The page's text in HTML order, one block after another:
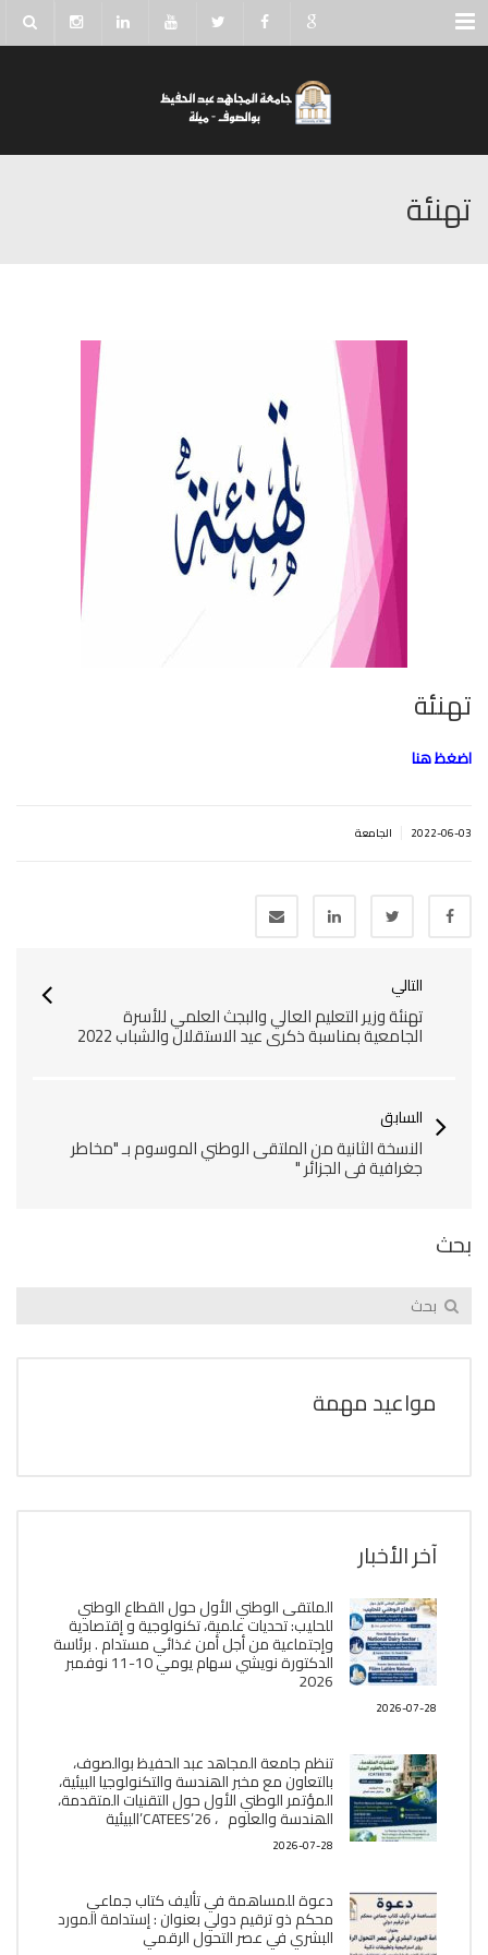
Menu
تهنئة
تهنئة
اضغظ هنا
2022-06-03 الجامعة
التالي
تهنئة وزير التعليم العالي والبجث العلمي للأسرة
الجامعية بمناسبة ذكرى عيد الاستقلال والشباب 2022
السابق
النسخة الثانية من الملتقى الوطني الموسوم بـ "مخاطر
جغرافية في الجزائر "
بحث
مواعيد مهمة
آخر الأخبار
الملتقى الوطني الأول حول القطاع الوطني
للحليب: تحديات علمية، تكنولوجية و إقتصادية
وإجتماعية من أجل أمن غذائي مستدام . برئاسة
الدكتورة نويشي سهام يومي 10-11 نوفمبر
2026
2026-07-28
تنظم جامعة المجاهد عبد الحفيظ بوالصوف،
بالتعاون مع مخبر الھندسة والتكنولوجيا البیئیة،
المؤتمر الوطني الأول حول التقنيات المتقدمة،
الھندسة والعلوم ، CATEES’26’البیئية
2026-07-28
دعوة للمساهمة في تأليف كتاب جماعي
محكم ذو ترقيم دولي بعنوان : إستدامة المورد
البشري في عصر التحول الرقمي